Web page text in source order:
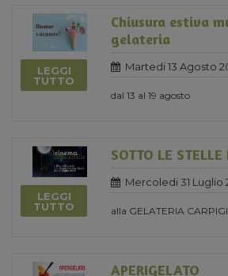
LEGGI
TUTTO
Chiusura estiva
gelateria
Martedi 13 Agosto
dal 13 al 19 agosto
LEGGI
TUTTO
SOTTO LE
Mercoledi 31 Luglio
alla GELATERIA
APERIGELATO